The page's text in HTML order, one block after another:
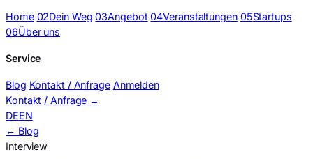
Home 02Dein Weg 03Angebot 04Veranstaltungen 05Startups
06Über uns
Service
Blog Kontakt / Anfrage Anmelden
Kontakt / Anfrage →
DEEN
← Blog
Interview